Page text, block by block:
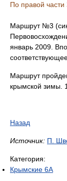
По правой
Маршрут №3
январь 2009.
Маршрут
крымской зимы.
Назад
Источник: П.
Категория:
Крымские 6А